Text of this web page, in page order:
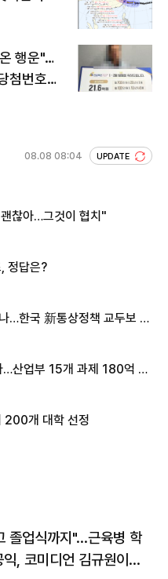
행운"…
첨번호조
08.08 08:04 UPDATE
찮아…그것이 협치"
정답은?
…한국 新통상정책 교두보 활
…산업부 15개 과제 180억 지
200개 대학 선정
졸업식까지"…근육병 학
, 코미디언 김규원이었